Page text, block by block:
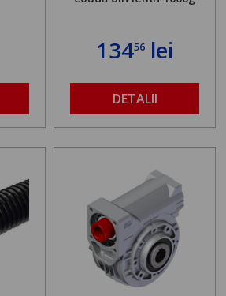
13456 lei
DETALII